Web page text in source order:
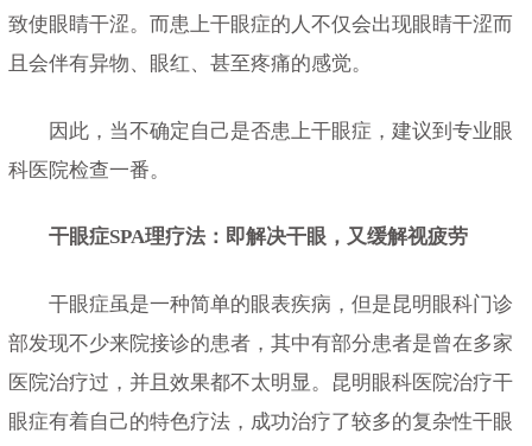
致使眼睛干涩。而患上干眼症的人不仅会出现眼睛干涩而
且会伴有异物、眼红、甚至疼痛的感觉。
因此，当不确定自己是否患上干眼症，建议到专业眼
科医院检查一番。
干眼症SPA理疗法：即解决干眼，又缓解视疲劳
干眼症虽是一种简单的眼表疾病，但是昆明眼科门诊
部发现不少来院接诊的患者，其中有部分患者是曾在多家
医院治疗过，并且效果都不太明显。昆明眼科医院治疗干
眼症有着自己的特色疗法，成功治疗了较多的复杂性干眼